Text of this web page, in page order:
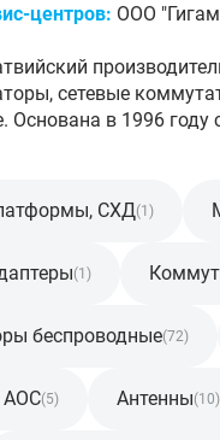
центров: ООО
сетевые
Основана в 1996
СХД(1)
(1)
беспроводные(72)
(5) Антенны(10)